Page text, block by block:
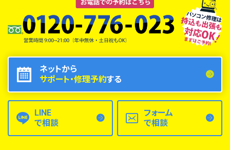
ネットから
サポート・修理予約する
LINE
で相談
フォーム
で相談